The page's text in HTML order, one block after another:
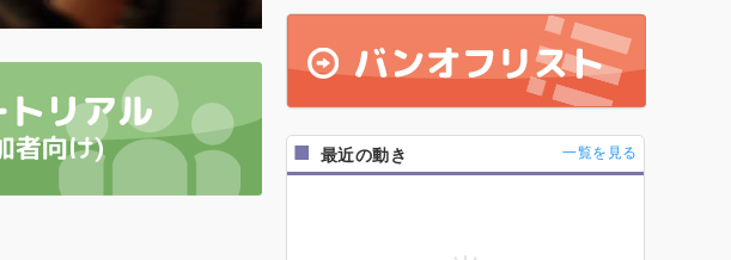
最近の動き 一覧を見る